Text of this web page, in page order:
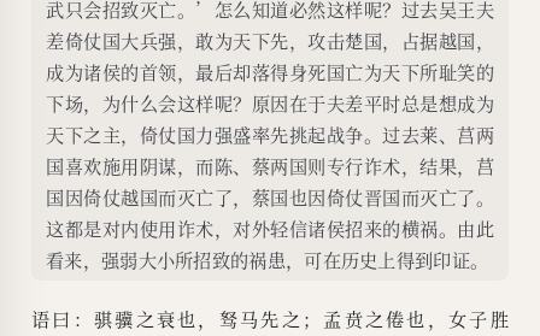
武只会招致灭亡。’怎么知道必然这样呢？过去吴王夫
差倚仗国大兵强，敢为天下先，攻击楚国，占据越国，
成为诸侯的首领，最后却落得身死国亡为天下所耻笑的
下场，为什么会这样呢？原因在于夫差平时总是想成为
天下之主，倚仗国力强盛率先挑起战争。过去莱、莒两
国喜欢施用阴谋，而陈、蔡两国则专行诈术，结果，莒
国因倚仗越国而灭亡了，蔡国也因倚仗晋国而灭亡了。
这都是对内使用诈术，对外轻信诸侯招来的横祸。由此
看来，强弱大小所招致的祸患，可在历史上得到印证。
语曰：骐骥之衰也，驽马先之；孟贲之倦也，女子胜